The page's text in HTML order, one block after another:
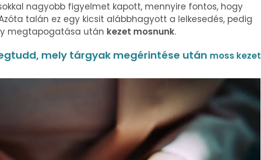
nagyobb figyelmet kapott, mennyire fontos, hogy
talán ez egy kicsit alábbhagyott a lelkesedés, pedig
megtapogatása után kezet mosnunk.
mely tárgyak megérintése után moss kezet